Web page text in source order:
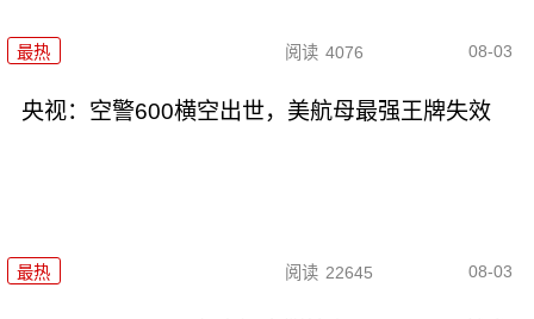
最热 阅读 4076 08-03
央视：空警600横空出世，美航母最强王牌失效
最热 阅读 22645 08-03